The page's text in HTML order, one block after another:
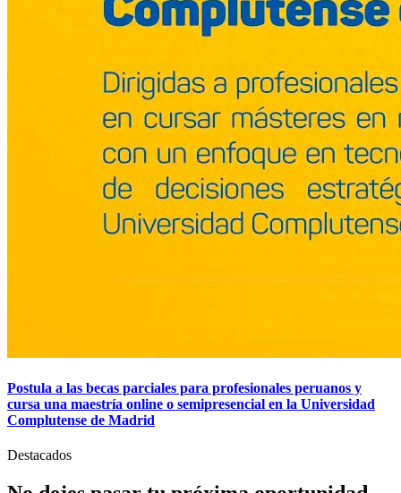
Postula a las becas parciales para profesionales peruanos y
cursa una maestría online o semipresencial en la Universidad
Complutense de Madrid
Destacados